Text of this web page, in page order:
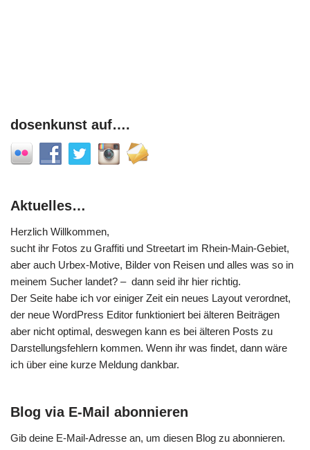
dosenkunst auf….
Aktuelles…
Herzlich Willkommen,
sucht ihr Fotos zu Graffiti und Streetart im Rhein-Main-Gebiet,
aber auch Urbex-Motive, Bilder von Reisen und alles was so in
meinem Sucher landet? – dann seid ihr hier richtig.
Der Seite habe ich vor einiger Zeit ein neues Layout verordnet,
der neue WordPress Editor funktioniert bei älteren Beiträgen
aber nicht optimal, deswegen kann es bei älteren Posts zu
Darstellungsfehlern kommen. Wenn ihr was findet, dann wäre
ich über eine kurze Meldung dankbar.
Blog via E-Mail abonnieren
Gib deine E-Mail-Adresse an, um diesen Blog zu abonnieren.